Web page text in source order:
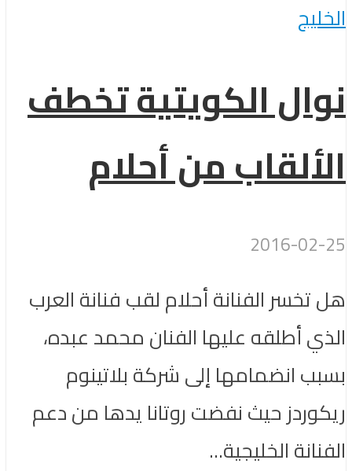
الخليج
نوال الكويتية تخطف
الألقاب من أحلام
2016-02-25
هل تخسر الفنانة أحلام لقب فنانة العرب
الذي أطلقه عليها الفنان محمد عبده،
بسبب انضمامها إلى شركة بلاتينوم
ريكوردز حيث نفضت روتانا يدها من دعم
الفنانة الخليجية...